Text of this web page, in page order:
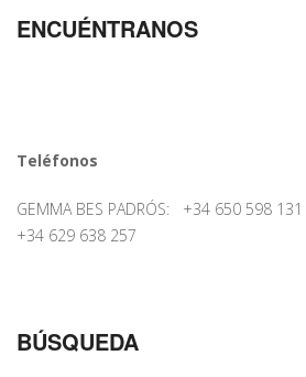
ENCUÉNTRANOS
Teléfonos
GEMMA BES PADRÓS: +34 650 598 131
+34 629 638 257
BÚSQUEDA